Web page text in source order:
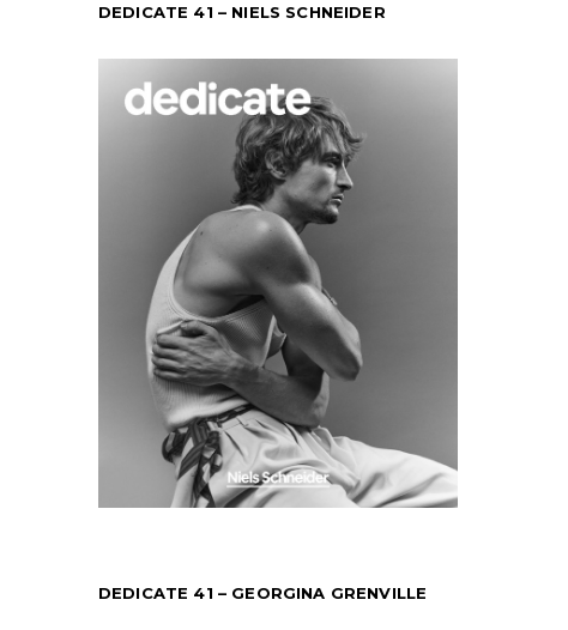
DEDICATE 41 – NIELS SCHNEIDER
DEDICATE 41 – GEORGINA GRENVILLE